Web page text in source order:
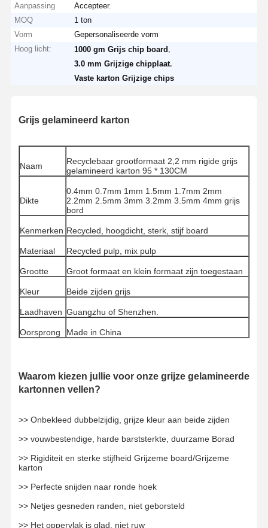
Thuis Producten Video's
Aanpassing
Accepteer.
MOQ
1 ton
Vorm
Gepersonaliseerde vorm
Hoog licht:
1000 gm Grijs chip board
3.0 mm Grijzige chipplaat
Vaste karton Grijzige chips
Grijs gelamineerd karton
Naam
Recyclebaar grootformaat 2,2 mm rigide grijs
gelamineerd karton 95 * 130CM
Dikte
0.4mm 0.7mm 1mm 1.5mm 1.7mm 2mm
2.2mm 2.5mm 3mm 3.2mm 3.5mm 4mm grijs
bord
Kenmerken Recycled, hoogdicht, sterk, stijf board
Materiaal Recycled pulp, mix pulp
Grootte Groot formaat en klein formaat zijn toegestaan
Kleur Beide zijden grijs
Laadhaven Guangzhu of Shenzhen.
Oorsprong Made in China
Waarom kiezen jullie voor onze grijze gelamineerde
kartonnen vellen?
>> Onbekleed dubbelzijdig, grijze kleur aan beide zijden
>> vouwbestendige, harde barststerkte, duurzame Borad
>> Rigiditeit en sterke stijfheid Grijzeme board/Grijzeme
karton
>> Perfecte snijden naar ronde hoek
>> Netjes gesneden randen, niet geborsteld
>> Het oppervlak is glad, niet ruw